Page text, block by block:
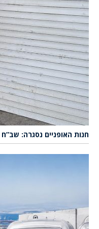
חנות האופניים נסגרה: